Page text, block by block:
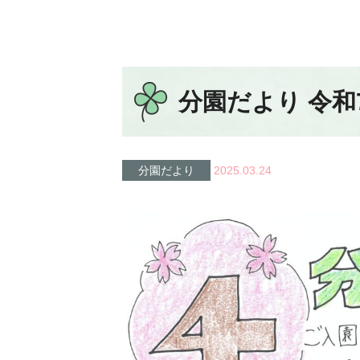
分園だより 令
分園だより 2025.03.24